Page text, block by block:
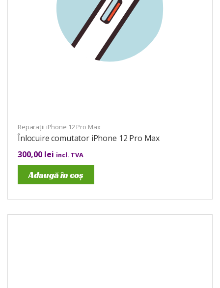
Reparații iPhone 12 Pro Max
Înlocuire comutator iPhone 12 Pro Max
300,00 lei incl. TVA
Adaugă în coș